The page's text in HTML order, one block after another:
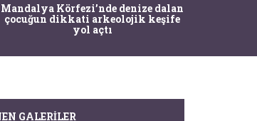
Mandalya Körfezi’nde denize dalan
çocuğun dikkati arkeolojik keşife
yol açtı
GALERILER